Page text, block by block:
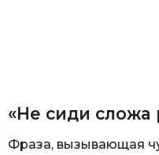
«Не сиди сложа
Фраза, вызывающая